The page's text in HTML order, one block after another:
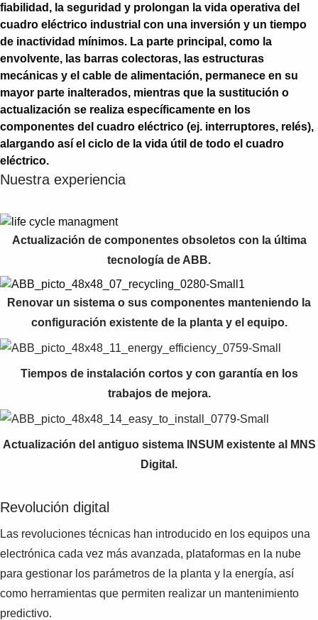
fiabilidad, la seguridad y prolongan la vida operativa del
cuadro eléctrico industrial con una inversión y un tiempo
de inactividad mínimos. La parte principal, como la
envolvente, las barras colectoras, las estructuras
mecánicas y el cable de alimentación, permanece en su
mayor parte inalterados, mientras que la sustitución o
actualización se realiza específicamente en los
componentes del cuadro eléctrico (ej. interruptores, relés),
alargando así el ciclo de la vida útil de todo el cuadro
eléctrico.
Nuestra experiencia
Actualización de componentes obsoletos con la última
tecnología de ABB.
Renovar un sistema o sus componentes manteniendo la
configuración existente de la planta y el equipo.
Tiempos de instalación cortos y con garantía en los
trabajos de mejora.
Actualización del antiguo sistema INSUM existente al MNS
Digital.
Revolución digital
Las revoluciones técnicas han introducido en los equipos una
electrónica cada vez más avanzada, plataformas en la nube
para gestionar los parámetros de la planta y la energía, así
como herramientas que permiten realizar un mantenimiento
predictivo.